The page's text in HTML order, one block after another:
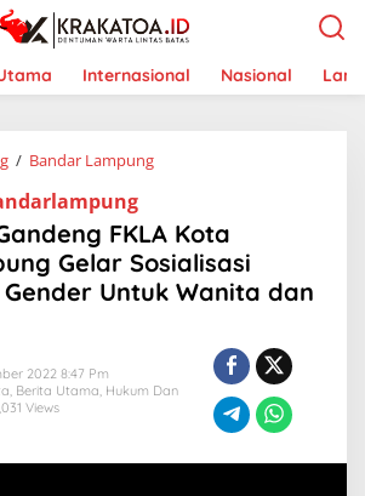
Internasional Nasional
/ Bandar Lampung
m
n
i
M
n
n
FKLA Kota
Gelar Sosialisasi
Untuk Wanita dan
2022 8:47 Pm
, Berita Utama, Hukum Dan
Views